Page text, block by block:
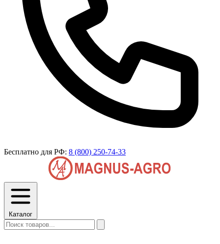
Бесплатно для РФ: 8 (800) 250-74-33
Каталог